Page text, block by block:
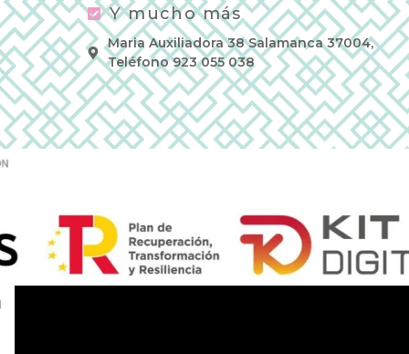
Y mucho más
Maria Auxiliadora 38 Salamanca 37004,
Teléfono 923 055 038